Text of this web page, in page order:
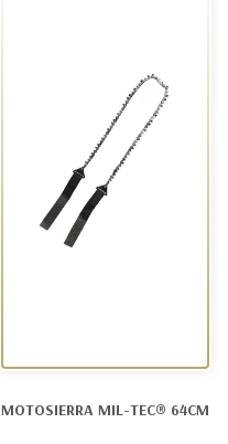
MOTOSIERRA MIL-TEC® 64CM